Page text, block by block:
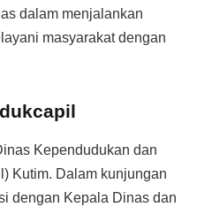
dalam menjalankan
masyarakat dengan
Kependudukan dan
Kutim. Dalam kunjungan
dengan Kepala Dinas dan